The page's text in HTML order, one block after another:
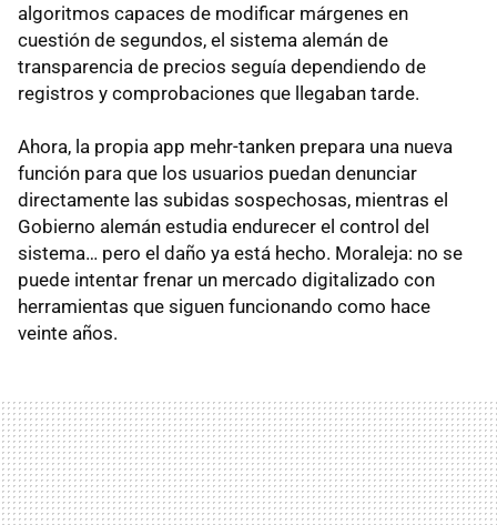
algoritmos capaces de modificar márgenes en
cuestión de segundos, el sistema alemán de
transparencia de precios seguía dependiendo de
registros y comprobaciones que llegaban tarde.
Ahora, la propia app mehr-tanken prepara una nueva
función para que los usuarios puedan denunciar
directamente las subidas sospechosas, mientras el
Gobierno alemán estudia endurecer el control del
sistema… pero el daño ya está hecho. Moraleja: no se
puede intentar frenar un mercado digitalizado con
herramientas que siguen funcionando como hace
veinte años.